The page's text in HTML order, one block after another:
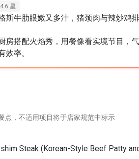
星
斯牛肋眼嫩又多汁，猪颈肉与辣炒鸡
房搭配火焰秀，用餐像看实境节目，
效率。
点，不适用项目将于店家规范中标示
Steak (Korean-Style Beef Patty